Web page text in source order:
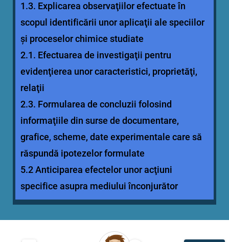
1.3. Explicarea observaţiilor efectuate în
scopul identificării unor aplicaţii ale speciilor
şi proceselor chimice studiate
2.1. Efectuarea de investigaţii pentru
evidenţierea unor caracteristici, proprietăţi,
relaţii
2.3. Formularea de concluzii folosind
informaţiile din surse de documentare,
grafice, scheme, date experimentale care să
răspundă ipotezelor formulate
5.2 Anticiparea efectelor unor acţiuni
specifice asupra mediului înconjurător